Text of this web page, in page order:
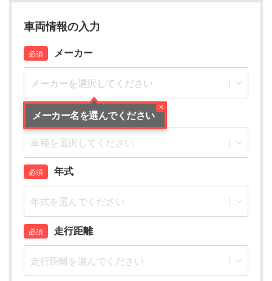
車両情報の入力
メーカー
メーカー名を選んでください
車種
年式
走行距離